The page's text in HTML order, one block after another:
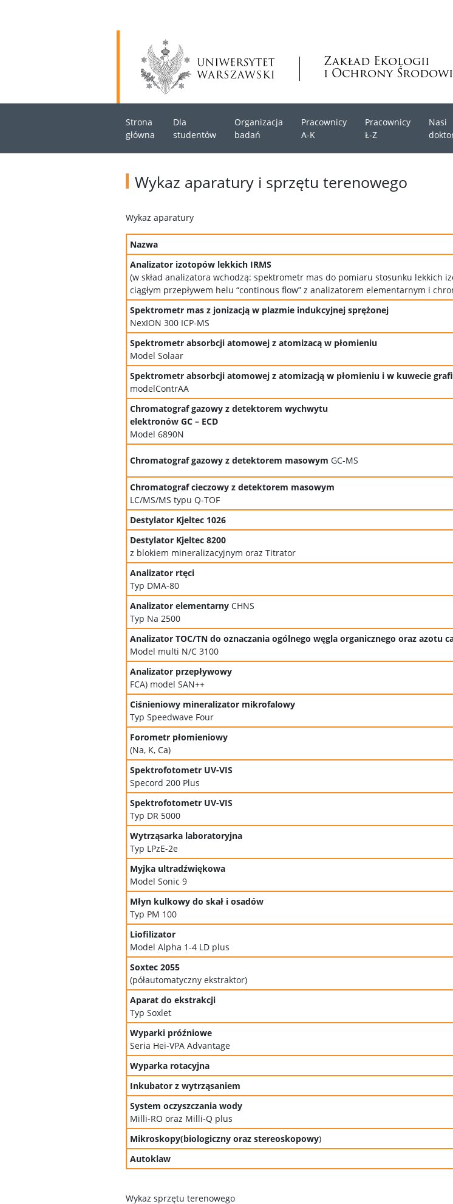
Zakład Ekologii
i Ochrony
Strona
główna
Dla
studentów
Organizacja
badań
Pracownicy
A-K
Pracownicy
Ł-Z
Nasi
Wykaz aparatury i sprzętu terenowego
Wykaz aparatury
Nazwa
Analizator izotopów lekkich IRMS
(w skład analizatora wchodzą: spektrometr mas do pomiaru stosunku lekkich
ciągłym przepływem helu “continous flow” z analizatorem elementarnym i
Spektrometr mas z jonizacją w plazmie indukcyjnej sprężonej
NexION 300 ICP-MS
Spektrometr absorbcji atomowej z atomizacą w płomieniu
Model Solaar
Spektrometr absorbcji atomowej z atomizacją w płomieniu i w kuwecie
modelContrAA
Chromatograf gazowy z detektorem wychwytu
elektronów GC – ECD
Model 6890N
Chromatograf gazowy z detektorem masowym GC-MS
Chromatograf cieczowy z detektorem masowym
LC/MS/MS typu Q-TOF
Destylator Kjeltec 1026
Destylator Kjeltec 8200
z blokiem mineralizacyjnym oraz Titrator
Analizator rtęci
Typ DMA-80
Analizator elementarny CHNS
Typ Na 2500
Analizator TOC/TN do oznaczania ogólnego węgla organicznego oraz azotu
Model multi N/C 3100
Analizator przepływowy
FCA) model SAN++
Ciśnieniowy mineralizator mikrofalowy
Typ Speedwave Four
Forometr płomieniowy
(Na, K, Ca)
Spektrofotometr UV-VIS
Specord 200 Plus
Spektrofotometr UV-VIS
Typ DR 5000
Wytrząsarka laboratoryjna
Typ LPzE-2e
Myjka ultradźwiękowa
Model Sonic 9
Młyn kulkowy do skał i osadów
Typ PM 100
Liofilizator
Model Alpha 1-4 LD plus
Soxtec 2055
(półautomatyczny ekstraktor)
Aparat do ekstrakcji
Typ Soxlet
Wyparki próźniowe
Seria Hei-VPA Advantage
Wyparka rotacyjna
Inkubator z wytrząsaniem
System oczyszczania wody
Milli-RO oraz Milli-Q plus
Mikroskopy(biologiczny oraz stereoskopowy)
Autoklaw
Wykaz sprzętu terenowego